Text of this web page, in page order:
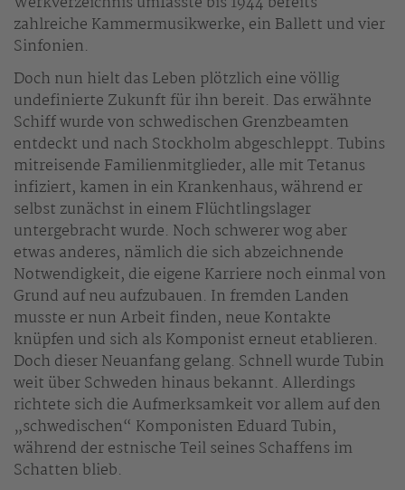
zahlreiche Kammermusikwerke, ein Ballett und vier
Sinfonien.
Doch nun hielt das Leben plötzlich eine völlig
undefinierte Zukunft für ihn bereit. Das erwähnte
Schiff wurde von schwedischen Grenzbeamten
entdeckt und nach Stockholm abgeschleppt. Tubins
mitreisende Familienmitglieder, alle mit Tetanus
infiziert, kamen in ein Krankenhaus, während er
selbst zunächst in einem Flüchtlingslager
untergebracht wurde. Noch schwerer wog aber
etwas anderes, nämlich die sich abzeichnende
Notwendigkeit, die eigene Karriere noch einmal von
Grund auf neu aufzubauen. In fremden Landen
musste er nun Arbeit finden, neue Kontakte
knüpfen und sich als Komponist erneut etablieren.
Doch dieser Neuanfang gelang. Schnell wurde Tubin
weit über Schweden hinaus bekannt. Allerdings
richtete sich die Aufmerksamkeit vor allem auf den
„schwedischen“ Komponisten Eduard Tubin,
während der estnische Teil seines Schaffens im
Schatten blieb.